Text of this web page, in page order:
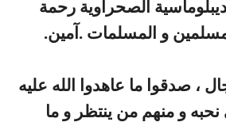
الصحراوية رحمة
و المسلمات .آمين.
، صدقوا ما عاهدوا الله عليه
و منهم من ينتظر و ما